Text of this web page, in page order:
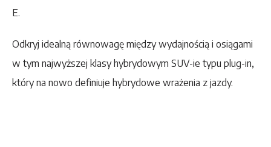
E.
Odkryj idealną równowagę między wydajnością i osiągami
w tym najwyższej klasy hybrydowym SUV-ie typu plug-in,
który na nowo definiuje hybrydowe wrażenia z jazdy.